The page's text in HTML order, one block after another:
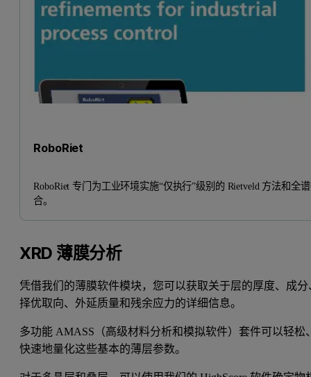
RoboRiet
RoboRiet 专门为工业环境实施“仅执行”级别的 Rietveld 方法和全
合。
XRD 薄膜分析
凭借我们的薄膜软件模块，您可以获取关于层的厚度、成分
择优取向、外延质量和残余应力的详细信息。
多功能 AMASS（高级材料分析和模拟软件）套件可以轻松
快速地量化这些基本的薄层参数。